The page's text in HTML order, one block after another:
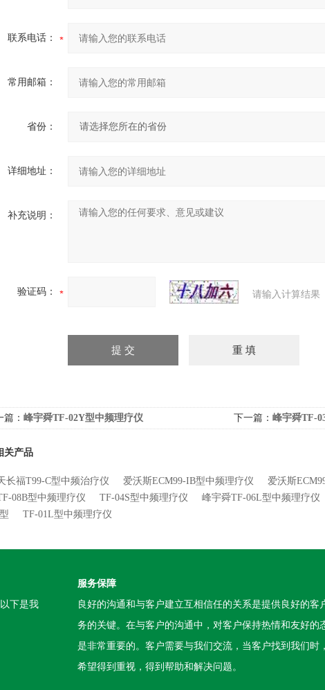
联系电话：
常用邮箱：
省份：
详细地址：
补充说明：
验证码： 请输入计算结果
篇： 峰宇舜TF-02Y型中频理疗仪 下一篇： 峰宇舜TF-
关产品
长福T99-C型中频治疗仪 爱沃斯ECM99-IB型中频理疗仪 爱沃斯
08B型中频理疗仪
TF-04S型中频理疗仪 峰宇舜TF-06L型中频理疗仪
TF-01L型中频理疗仪
下是我
服务保障
良好的沟通和与客户建立互相信任的关系是提供良好的客
务的关键。在与客户的沟通中，对客户保持热情和友好的
是非常重要的。客户需要与我们交流，当客户找到我们时
希望得到重视，得到帮助和解决问题。